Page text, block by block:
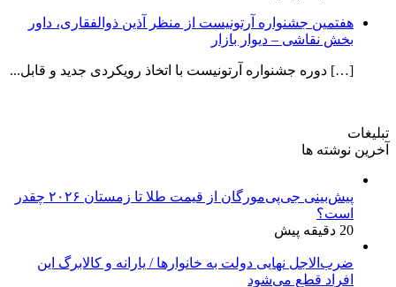
هفتمین جشنواره آرتونیست از منظر آذین ذوالفقاری، داور
بخش نقاشی – دیوار بازار
[…] دوره جشنواره آرتونیست با اتخاذ رویکردی جدید و قابل...
تبلیغات
آخرین نوشته ها
پیش‌بینی جی‌پی‌مورگان از قیمت طلا تا زمستان ۲۰۲۶ چقدر
است؟
20 دقیقه پیش
ضرب‌الاجل نهایی دولت به خانوارها / یارانه و کالابرگ این
افراد قطع می‌شود